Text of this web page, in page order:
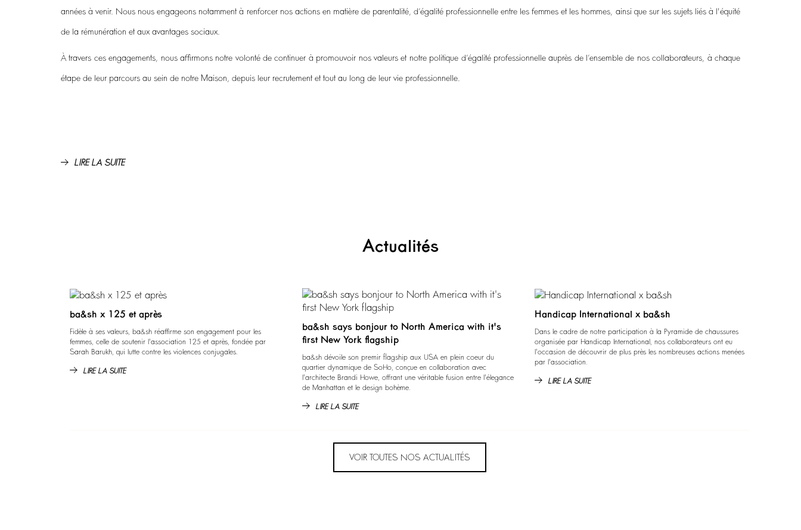
années à venir. Nous nous engageons notamment à renforcer nos actions en matière de parentalité, d’égalité professionnelle entre les femmes et les hommes, ainsi que sur les sujets liés à l'équité
de la rémunération et aux avantages sociaux.
À travers ces engagements, nous affirmons notre volonté de continuer à promouvoir nos valeurs et notre politique d’égalité professionnelle auprès de l’ensemble de nos collaborateurs, à chaque
étape de leur parcours au sein de notre Maison, depuis leur recrutement et tout au long de leur vie professionnelle.
LIRE LA SUITE
Actualités
ba&sh x 125 et après
Fidèle à ses valeurs, ba&sh réaffirme son engagement pour les
femmes, celle de soutenir l'association 125 et après, fondée par
Sarah Barukh, qui lutte contre les violences conjugales.
LIRE LA SUITE
ba&sh says bonjour to North America with it's
first New York flagship
ba&sh dévoile son premir flagship aux USA en plein coeur du
quartier dynamique de SoHo, conçue en collaboration avec
l'architecte Brandi Howe, offrant une véritable fusion entre l'élegance
de Manhattan et le design bohème.
LIRE LA SUITE
Handicap International x ba&sh
Dans le cadre de notre participation à la Pyramide de chaussures
organisée par Handicap International, nos collaborateurs ont eu
l'occasion de découvrir de plus près les nombreuses actions menées
par l'association.
LIRE LA SUITE
VOIR TOUTES NOS ACTUALITÉS